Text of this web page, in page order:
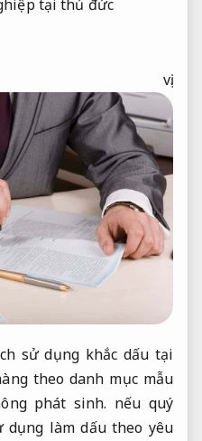
vị.
sử dụng khắc dấu tại
theo danh mục mẫu
phát sinh. nếu quý
dụng làm dấu theo yêu